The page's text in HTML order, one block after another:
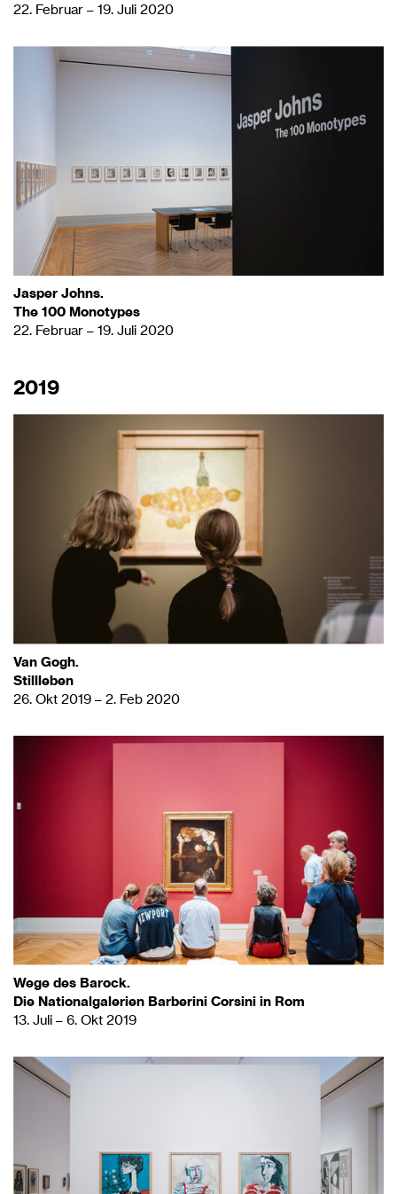
22. Februar – 19. Juli 2020
Jasper Johns.
The 100 Monotypes
22. Februar – 19. Juli 2020
2019
Van Gogh.
Stillleben
26. Okt 2019 – 2. Feb 2020
Wege des Barock.
Die Nationalgalerien Barberini Corsini in Rom
13. Juli – 6. Okt 2019